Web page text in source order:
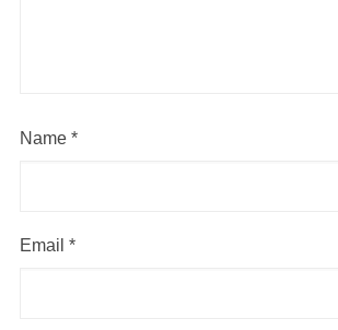
Name *
Email *